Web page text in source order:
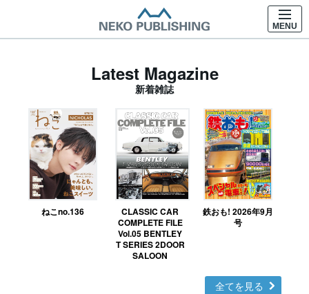
MENU
Latest Magazine
新着雑誌
ねこno.136
CLASSIC CAR
COMPLETE FILE
Vol.05 BENTLEY
T SERIES 2DOOR
SALOON
鉄おも! 2026年9月
号
全てを見る